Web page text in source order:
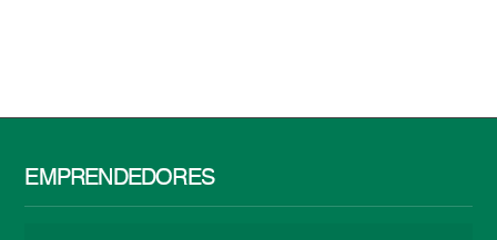
EMPRENDEDORES